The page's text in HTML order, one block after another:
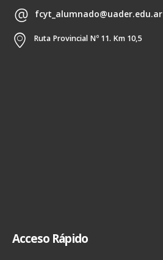
fcyt_alumnado@uader.edu.ar
Ruta Provincial Nº 11. Km 10,5
Acceso Rápido